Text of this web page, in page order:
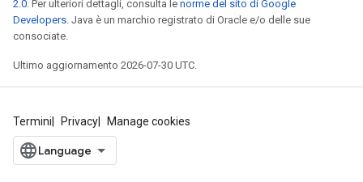
2.0. Per ulteriori dettagli, consulta le norme del sito di Google
Developers. Java è un marchio registrato di Oracle e/o delle sue
consociate.
Ultimo aggiornamento 2026-07-30 UTC.
Termini Privacy Manage cookies